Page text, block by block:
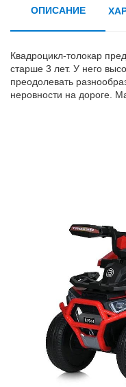
ОПИСАНИЕ
Квадроцикл-толокар
старше 3 лет. У него
преодолевать
неровности на дороге.